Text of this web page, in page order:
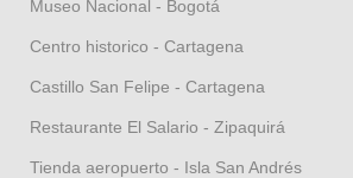
Museo Nacional - Bogotá
Centro historico - Cartagena
Castillo San Felipe - Cartagena
Restaurante El Salario - Zipaquirá
Tienda aeropuerto - Isla San Andrés